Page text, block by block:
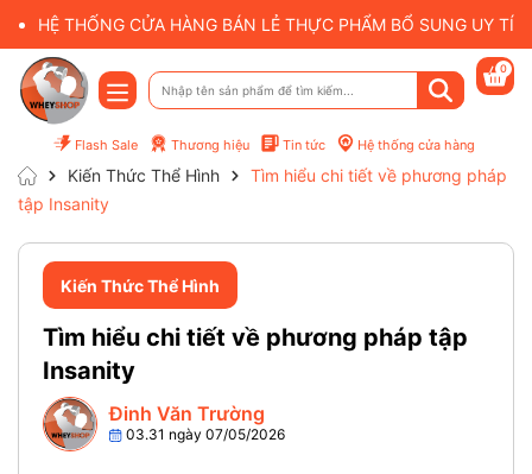
HỆ THỐNG CỬA HÀNG BÁN LẺ THỰC PHẨM BỔ SUNG UY
Flash Sale Thương hiệu Tin tức Hệ thống cửa hàng
0
Kiến Thức Thể Hình
Tìm hiểu chi tiết về phương pháp
tập Insanity
Kiến Thức Thể Hình
Tìm hiểu chi tiết về phương pháp tập
Insanity
Đinh Văn Trường
03.31 ngày 07/05/2026